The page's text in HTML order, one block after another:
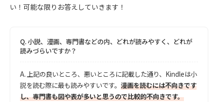
い！可能な限りお答えしていきます！
Q.小説、漫画、専門書などの内、どれが読みやすく、どれが
読みづらいですか？
A.上記の良いところ、悪いところに記載した通り、Kindleは小
説を読む際に最も読みやすいです。 漫画を読むには不向きです
し、専門書も図や表が多いと思うので比較的不向きです。